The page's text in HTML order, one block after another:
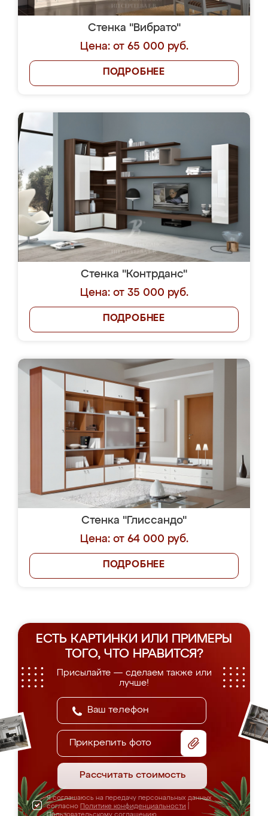
Стенка "Вибрато"
Цена: от 65 000 руб.
ПОДРОБНЕЕ
Стенка "Контрданс"
Цена: от 35 000 руб.
ПОДРОБНЕЕ
Стенка "Глиссандо"
Цена: от 64 000 руб.
ПОДРОБНЕЕ
ЕСТЬ КАРТИНКИ ИЛИ ПРИМЕРЫ
ТОГО, ЧТО НРАВИТСЯ?
Присылайте — сделаем также или
лучше!
Прикрепить фото
Рассчитать стоимость
Я соглашаюсь на передачу персональных данных
согласно Политике конфиденциальности
Пользовательскому соглашению